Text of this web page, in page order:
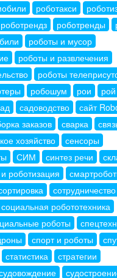
роботакси
роботрендз роботренды
роботы и мусор
роботы и развлечения
роботы
робошум рои рой
садоводство
сайт
заказов сварка
хозяйство
сенсоры
СИМ синтез речи
роботизация
сотрудничество
социальная робототехника
роботы
спорт и роботы
статистика
стратегии